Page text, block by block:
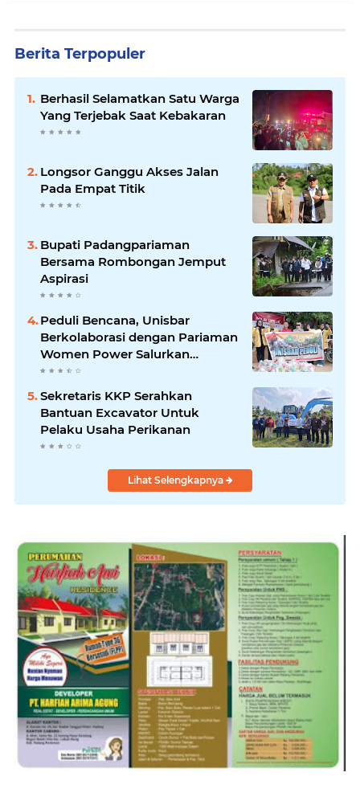
Berita Terpopuler
Berhasil Selamatkan Satu Warga
Yang Terjebak Saat Kebakaran
Longsor Ganggu Akses Jalan
Pada Empat Titik
Bupati Padangpariaman
Bersama Rombongan Jemput
Aspirasi
Peduli Bencana, Unisbar
Berkolaborasi dengan Pariaman
Women Power Salurkan
Bantuan untuk Korban Banjir di
Padang
Sekretaris KKP Serahkan
Bantuan Excavator Untuk
Pelaku Usaha Perikanan
Lihat Selengkapnya